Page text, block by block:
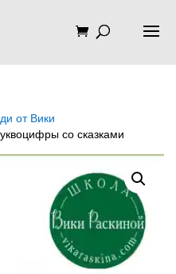
от Вики
со сказками